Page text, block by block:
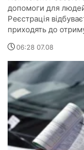
допомоги для
Реєстрація
приходять до
06:28 07.08